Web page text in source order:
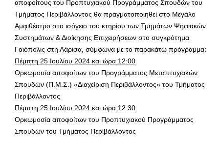
αποφοίτους του Προπτυχιακού Προγράμματος Σπουδών του
Τμήματος Περιβάλλοντος θα πραγματοποιηθεί στο Μεγάλο
Αμφιθέατρο στο ισόγειο του κτηρίου των Τμημάτων Ψηφιακών
Συστημάτων & Διοίκησης Επιχειρήσεων στο συγκρότημα
Γαιόπολις στη Λάρισα, σύμφωνα με το παρακάτω πρόγραμμα:
Πέμπτη 25 Ιουλίου 2024 και ώρα 12:00
Ορκωμοσία αποφοίτων του Προγράμματος Μεταπτυχιακών
Σπουδών (Π.Μ.Σ.) «Διαχείριση Περιβάλλοντος» του Τμήματος
Περιβάλλοντος
Πέμπτη 25 Ιουλίου 2024 και ώρα 12:30
Ορκωμοσία αποφοίτων του Προπτυχιακού Προγράμματος
Σπουδών του Τμήματος Περιβάλλοντος